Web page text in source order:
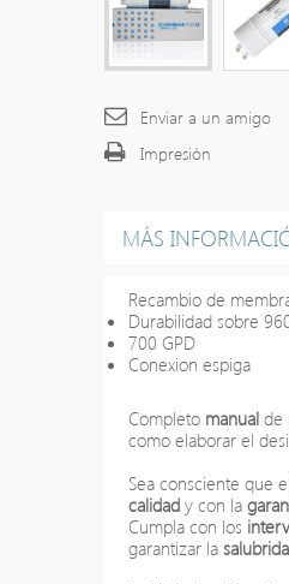
Enviar a un amigo
Impresión
MÁS
Recambio de
Durabilidad sobre
700 GPD
Conexion espiga
Completo manual de
como elaborar el
Sea consciente que
calidad y con la
Cumpla con los
garantizar la